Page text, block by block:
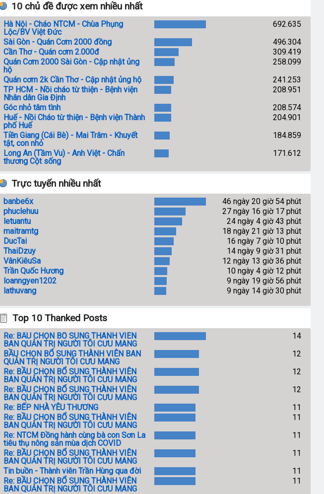
10 chủ đề được xem nhiều nhất
Hà Nội - Cháo NTCM - Chùa Phụng
Lộc/BV Việt Đức
692.635
Sài Gòn - Quán Cơm 2000 đồng
496.304
Cần Thơ - Quán cơm 2.000đ
309.419
Quán Cơm 2000 Sài Gòn - Cập nhật ủng
hộ
258.099
Quán cơm 2k Cần Thơ - Cập nhật ủng hộ
241.253
TP HCM - Nồi cháo từ thiện - Bệnh viện
Nhân dân Gia Định
208.951
Góc nhỏ tâm tình
208.574
Huế - Nồi Cháo từ thiện - Bệnh viện Thành
phố Huế
204.901
Tiền Giang (Cái Bè) - Mai Trâm - Khuyết
tật, con nhỏ
184.859
Long An (Tầm Vu) - Anh Việt - Chấn
thương Cột sống
171.612
Trực tuyến nhiều nhất
banbe6x
46 ngày 20 giờ 54 phút
phuclehuu
27 ngày 16 giờ 17 phút
letuantu
24 ngày 4 giờ 43 phút
maitramtg
18 ngày 21 giờ 13 phút
DucTai
16 ngày 7 giờ 10 phút
ThaiDzuy
14 ngày 9 giờ 31 phút
VânKiêuSa
12 ngày 13 giờ 36 phút
Trần Quốc Hương
10 ngày 4 giờ 12 phút
loanngyen1202
9 ngày 19 giờ 56 phút
lathuvang
9 ngày 14 giờ 30 phút
Top 10 Thanked Posts
Re: BẦU CHỌN BỔ SUNG THÀNH VIÊN
BAN QUẢN TRỊ NGƯỜI TÔI CƯU MANG
14
BẦU CHỌN BỔ SUNG THÀNH VIÊN BAN
QUẢN TRỊ NGƯỜI TÔI CƯU MANG
12
Re: BẦU CHỌN BỔ SUNG THÀNH VIÊN
BAN QUẢN TRỊ NGƯỜI TÔI CƯU MANG
12
Re: BẦU CHỌN BỔ SUNG THÀNH VIÊN
BAN QUẢN TRỊ NGƯỜI TÔI CƯU MANG
12
Re: BẾP NHÀ YÊU THƯƠNG
11
Re: BẦU CHỌN BỔ SUNG THÀNH VIÊN
BAN QUẢN TRỊ NGƯỜI TÔI CƯU MANG
11
Re: NTCM Đồng hành cùng bà con Sơn La
tiêu thụ nông sản mùa dịch COVID
11
Re: BẦU CHỌN BỔ SUNG THÀNH VIÊN
BAN QUẢN TRỊ NGƯỜI TÔI CƯU MANG
11
Tin buồn - Thành viên Trần Hùng qua đời
11
Re: BẦU CHỌN BỔ SUNG THÀNH VIÊN
BAN QUẢN TRỊ NGƯỜI TÔI CƯU MANG
11